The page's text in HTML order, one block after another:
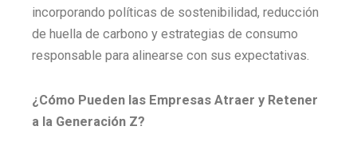
incorporando políticas de sostenibilidad, reducción
de huella de carbono y estrategias de consumo
responsable para alinearse con sus expectativas.
¿Cómo Pueden las Empresas Atraer y Retener
a la Generación Z?